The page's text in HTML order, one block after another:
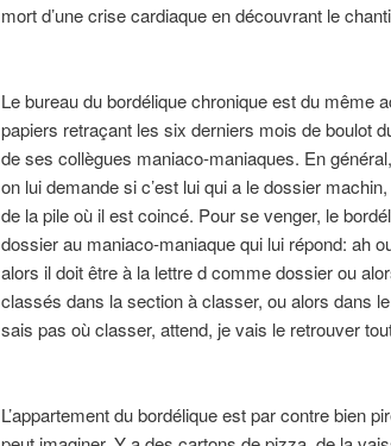
mort d’une crise cardiaque en découvrant le
Le bureau du bordélique chronique est du même
papiers retraçant les six derniers mois de boulot
de ses collègues maniaco-maniaques. En
on lui demande si c’est lui qui a le dossier
de la pile où il est coincé. Pour se venger, le
dossier au maniaco-maniaque qui lui répond: ah
alors il doit être à la lettre d comme dossier ou
classés dans la section à classer, ou alors dans
sais pas où classer, attend, je vais le retrouver
L’appartement du bordélique est par contre bien